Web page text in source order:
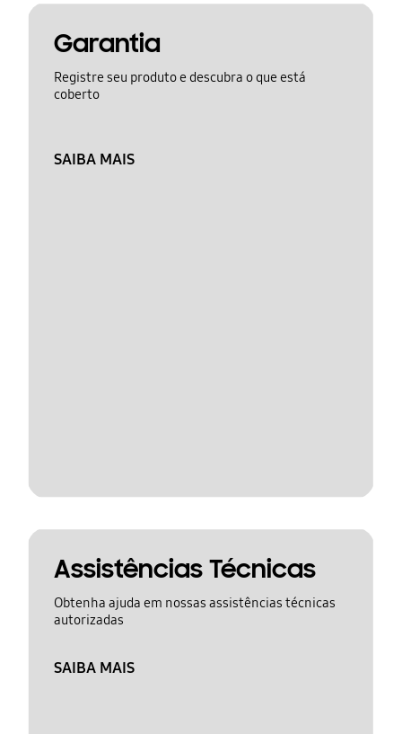
Garantia
Registre seu produto e descubra o que está
coberto
SAIBA MAIS
Assistências Técnicas
Obtenha ajuda em nossas assistências técnicas
autorizadas
SAIBA MAIS